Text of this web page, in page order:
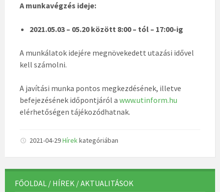
A munkavégzés ideje:
2021.05.03 – 05.20 között 8:00 – tól – 17:00-ig
A munkálatok idejére megnövekedett utazási idővel
kell számolni.
A javítási munka pontos megkezdésének, illetve
befejezésének időpontjáról a www.utinform.hu
elérhetőségen tájékozódhatnak.
2021-04-29Hírekkategóriában
FŐOLDAL / HÍREK / AKTUALITÁSOK